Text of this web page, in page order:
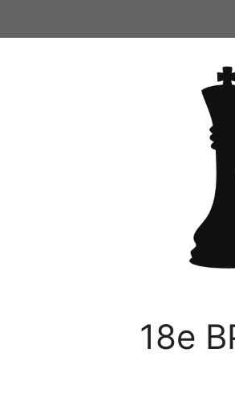
18e